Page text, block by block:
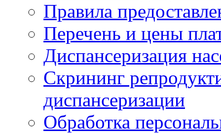
Правила
Перечень и цены
Диспансеризация
Скрининг
диспансеризации
Обработка